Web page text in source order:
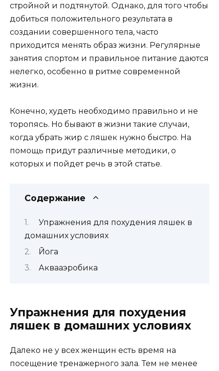
стройной и подтянутой. Однако, для того чтобы
добиться положительного результата в
создании совершенного тела, часто
приходится менять образ жизни. Регулярные
занятия спортом и правильное питание даются
нелегко, особенно в ритме современной
жизни.
Конечно, худеть необходимо правильно и не
торопясь. Но бывают в жизни такие случаи,
когда убрать жир с ляшек нужно быстро. На
помощь придут различные методики, о
которых и пойдет речь в этой статье.
Содержание
Упражнения для похудения ляшек в
домашних условиях
Йога
Аквааэробика
Упражнения для похудения
ляшек в домашних условиях
Далеко не у всех женщин есть время на
посещение тренажерного зала. Тем не менее